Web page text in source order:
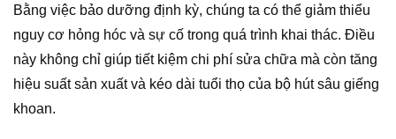
Bằng việc bảo dưỡng định kỳ, chúng ta có thể giảm thiểu
nguy cơ hỏng hóc và sự cố trong quá trình khai thác. Điều
này không chỉ giúp tiết kiệm chi phí sửa chữa mà còn tăng
hiệu suất sản xuất và kéo dài tuổi thọ của bộ hút sâu giếng
khoan.